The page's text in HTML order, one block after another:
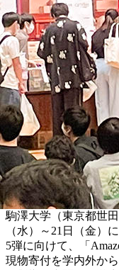
駒澤大学（東京都世
（水）～21日（金）
5弾に向けて、「
現物寄付を学内外か